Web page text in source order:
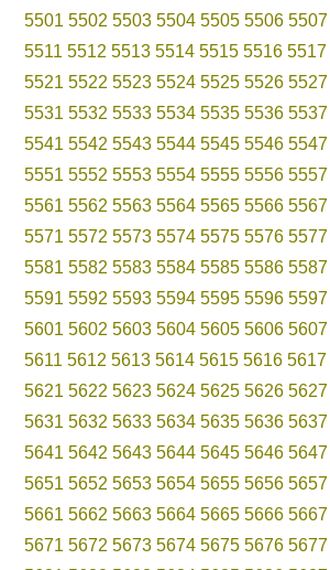
5501 5502 5503 5504 5505 5506 5507
5511 5512 5513 5514 5515 5516 5517
5521 5522 5523 5524 5525 5526 5527
5531 5532 5533 5534 5535 5536 5537
5541 5542 5543 5544 5545 5546 5547
5551 5552 5553 5554 5555 5556 5557
5561 5562 5563 5564 5565 5566 5567
5571 5572 5573 5574 5575 5576 5577
5581 5582 5583 5584 5585 5586 5587
5591 5592 5593 5594 5595 5596 5597
5601 5602 5603 5604 5605 5606 5607
5611 5612 5613 5614 5615 5616 5617
5621 5622 5623 5624 5625 5626 5627
5631 5632 5633 5634 5635 5636 5637
5641 5642 5643 5644 5645 5646 5647
5651 5652 5653 5654 5655 5656 5657
5661 5662 5663 5664 5665 5666 5667
5671 5672 5673 5674 5675 5676 5677